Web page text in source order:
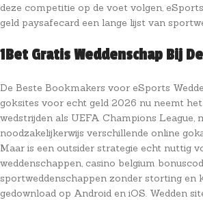
deze competitie op de voet volgen,
geld paysafecard een lange lijst van
1Bet Gratis Weddenschap Bij
De Beste Bookmakers voor eSports
goksites voor echt geld 2026 nu neemt
wedstrijden als UEFA Champions League,
noodzakelijkerwijs verschillende online
Maar is een outsider strategie echt nuttig
weddenschappen, casino belgium
sportweddenschappen zonder storting en
gedownload op Android en iOS. Wedden